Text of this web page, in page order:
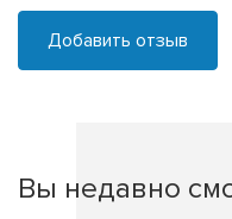
Добавить отзыв
Вы недавно